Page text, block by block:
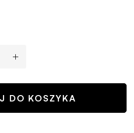
DO KOSZYKA